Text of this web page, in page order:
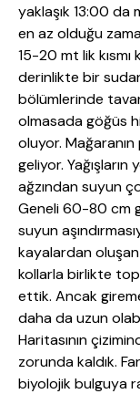
yaklaşık 13:00 da
en az olduğu
15-20 mt lik
derinlikte bir
bölümlerinde
olmasada göğüs
oluyor.
geliyor.
ağzından suyun
Geneli 60-80 cm
suyun
kayalardan oluşan
kollarla birlikte
ettik. Ancak
daha da uzun
Haritasının
zorunda kaldık.
biyolojik bulguya